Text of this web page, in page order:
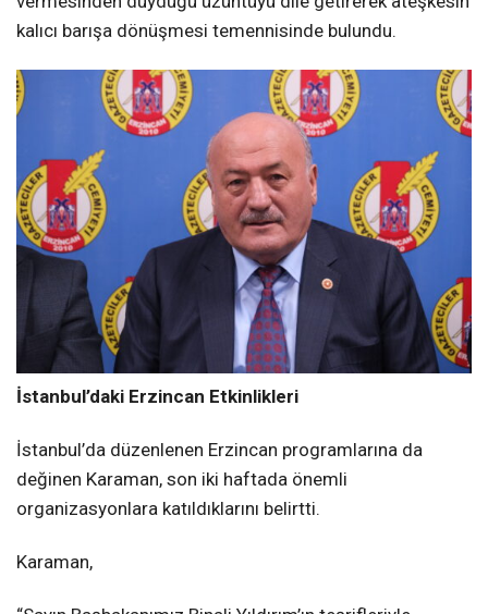
kalıcı barışa dönüşmesi temennisinde bulundu.
İstanbul’daki Erzincan Etkinlikleri
İstanbul’da düzenlenen Erzincan programlarına da
değinen Karaman, son iki haftada önemli
organizasyonlara katıldıklarını belirtti.
Karaman,